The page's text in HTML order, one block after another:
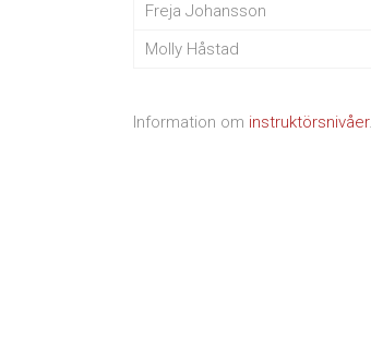
Freja Johansson
Molly Håstad
Information om instruktörsnivåer.